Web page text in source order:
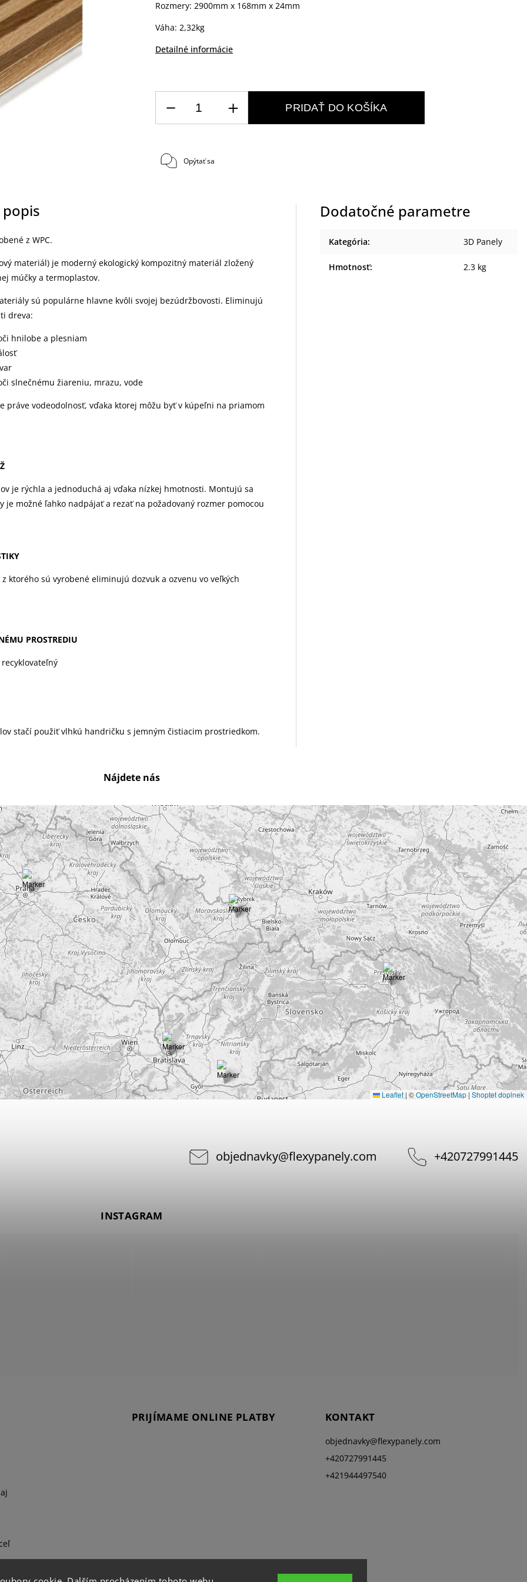
Rozmery: 2900mm x 168mm x 24mm
Váha: 2,32kg
Detailné informácie
PRIDAŤ DO KOŠÍKA
Opýtať sa
z WPC.
materiál) je moderný ekologický kompozitný materiál zložený
múčky a termoplastov.
sú populárne hlavne kvôli svojej bezúdržbovosti. Eliminujú
dreva:
hnilobe a plesniam
slnečnému žiareniu, mrazu, vode
práve vodeodolnosť, vďaka ktorej môžu byť v kúpeľni na priamom
je rýchla a jednoduchá aj vďaka nízkej hmotnosti. Montujú sa
je možné ľahko nadpájať a rezať na požadovaný rozmer pomocou
ktorého sú vyrobené eliminujú dozvuk a ozvenu vo veľkých
PROSTREDIU
stačí použiť vlhkú handričku s jemným čistiacim prostriedkom.
Dodatočné parametre
Kategória: 3D Panely
Hmotnosť: 2.3 kg
Nájdete nás
Leaflet | ©OpenStreetMap | Shoptet doplnek
objednavky@flexypanely.com +420727991445
INSTAGRAM
PRIJÍMAME ONLINE PLATBY KONTAKT
objednavky@flexypanely.com
+420727991445
+421944497540